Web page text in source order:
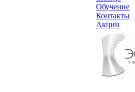
Обучение
Контакты
Акции